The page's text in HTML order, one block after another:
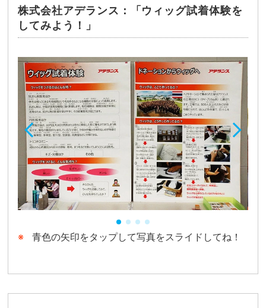
株式会社アデランス：「ウィッグ試着体験を
してみよう！」
青色の矢印をタップして写真をスライドしてね！
CHARITY & GOODS